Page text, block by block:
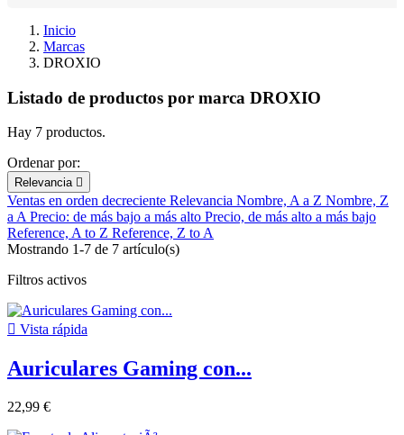
Inicio
Marcas
DROXIO
Listado de productos por marca DROXIO
Hay 7 productos.
Ordenar por:
Relevancia 
Ventas en orden decreciente Relevancia Nombre, A a Z Nombre, Z
a APrecio: de más bajo a más alto Precio, de más alto a más bajo
Reference, A to Z Reference, Z to A
Mostrando 1-7 de 7 artículo(s)
Filtros activos
 Vista rápida
Auriculares Gaming con...
22,99 €